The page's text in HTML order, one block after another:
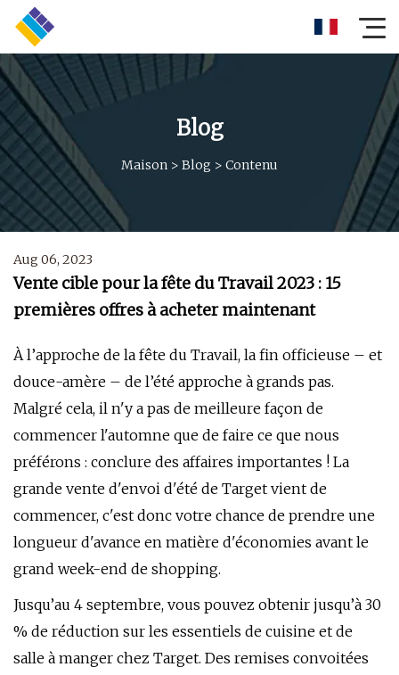
Blog
Maison > Blog > Contenu
Aug 06, 2023
Vente cible pour la fête du Travail 2023 : 15
premières offres à acheter maintenant
À l’approche de la fête du Travail, la fin officieuse – et
douce-amère – de l’été approche à grands pas.
Malgré cela, il n'y a pas de meilleure façon de
commencer l'automne que de faire ce que nous
préférons : conclure des affaires importantes ! La
grande vente d'envoi d'été de Target vient de
commencer, c'est donc votre chance de prendre une
longueur d'avance en matière d'économies avant le
grand week-end de shopping.
Jusqu’au 4 septembre, vous pouvez obtenir jusqu’à 30
% de réduction sur les essentiels de cuisine et de
salle à manger chez Target. Des remises convoitées